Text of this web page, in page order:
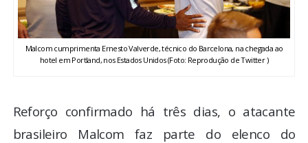
TV LPB
COLUNISTAS
Malcom cumprimenta Ernesto Valverde, técnico do Barcelona, na chegada ao
hotel em Portland, nos Estados Unidos (Foto: Reprodução de Twitter )
Reforço confirmado há três dias, o atacante
brasileiro Malcom faz parte do elenco do